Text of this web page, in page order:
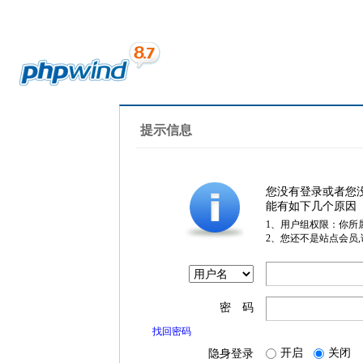
提示信息
您没有登录或者您
能有如下几个原因
1、用户组权限：你所
2、您还不是站点会员
密 码
找回密码
隐身登录 开启 关闭